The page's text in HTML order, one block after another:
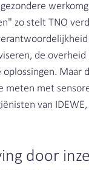
zo stelt TNO
de
Maar
meten met
van
door